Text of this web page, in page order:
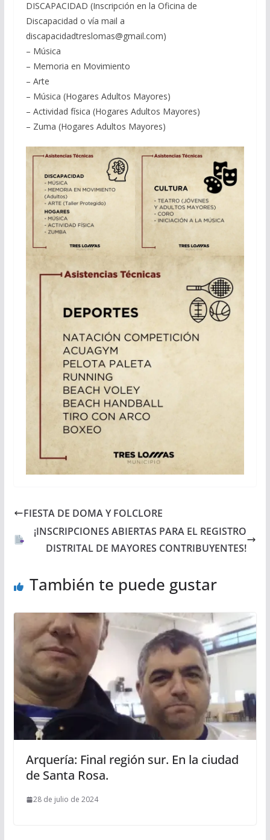
DISCAPACIDAD (Inscripción en la Oficina de
Discapacidad o vía mail a
discapacidadtreslomas@gmail.com)
– Música
– Memoria en Movimiento
– Arte
– Música (Hogares Adultos Mayores)
– Actividad física (Hogares Adultos Mayores)
– Zuma (Hogares Adultos Mayores)
FIESTA DE DOMA Y FOLCLORE
¡INSCRIPCIONES ABIERTAS PARA EL REGISTRO
DISTRITAL DE MAYORES CONTRIBUYENTES!
También te puede gustar
Arquería: Final región sur. En la ciudad
de Santa Rosa.
28 de julio de 2024